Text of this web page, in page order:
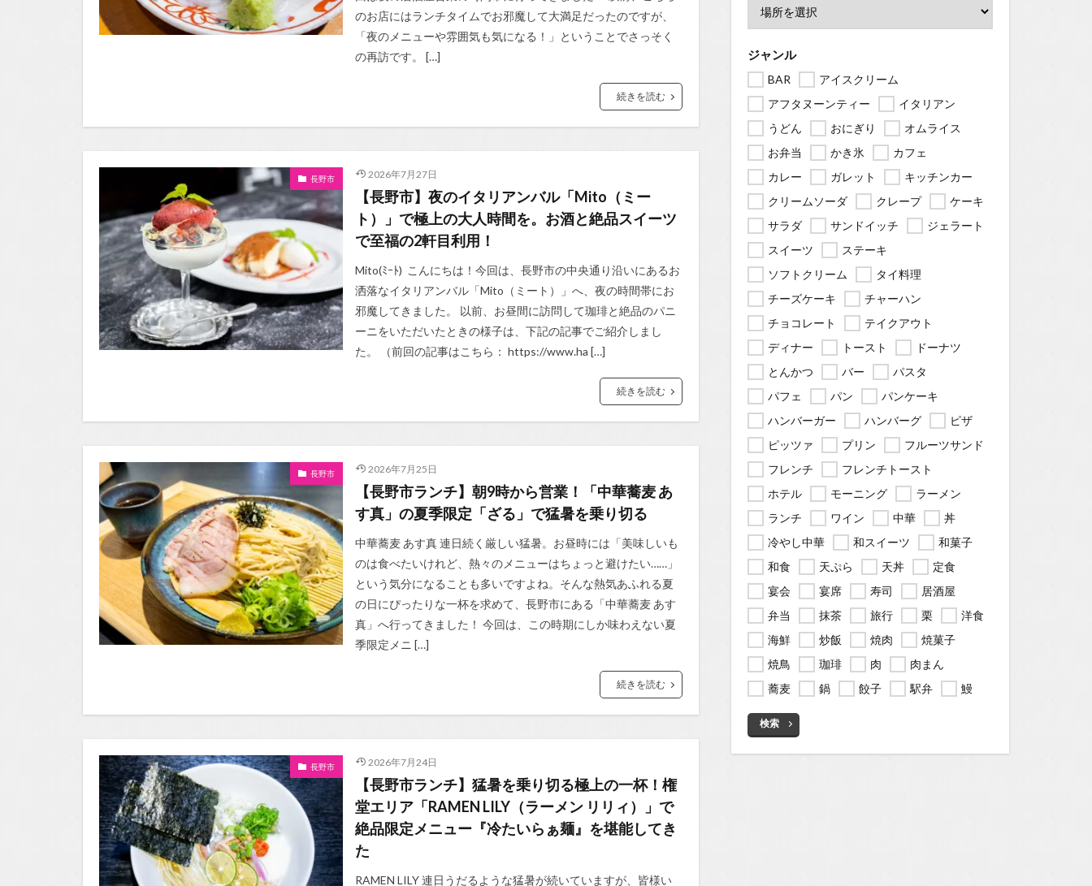
のお店にはランチタイムでお邪魔して大満足だったのですが、
「夜のメニューや雰囲気も気になる！」ということでさっそく
の再訪です。 […]
続きを読む
長野市 2026年7月27日
【長野市】夜のイタリアンバル「Mito（ミー
ト）」で極上の大人時間を。お酒と絶品スイーツ
で至福の2軒目利用！
Mito(ﾐｰﾄ) こんにちは！今回は、長野市の中央通り沿いにあるお
洒落なイタリアンバル「Mito（ミート）」へ、夜の時間帯にお
邪魔してきました。 以前、お昼間に訪問して珈琲と絶品のパニ
ーニをいただいたときの様子は、下記の記事でご紹介しまし
た。 （前回の記事はこちら： https://www.ha […]
続きを読む
長野市 2026年7月25日
【長野市ランチ】朝9時から営業！「中華蕎麦 あ
す真」の夏季限定「ざる」で猛暑を乗り切る
中華蕎麦 あす真 連日続く厳しい猛暑。お昼時には「美味しいも
のは食べたいけれど、熱々のメニューはちょっと避けたい……」
という気分になることも多いですよね。そんな熱気あふれる夏
の日にぴったりな一杯を求めて、長野市にある「中華蕎麦 あす
真」へ行ってきました！ 今回は、この時期にしか味わえない夏
季限定メニ […]
続きを読む
長野市 2026年7月24日
【長野市ランチ】猛暑を乗り切る極上の一杯！権
堂エリア「RAMEN LILY（ラーメン リリィ）」で
絶品限定メニュー『冷たいらぁ麺』を堪能してき
た
RAMEN LILY 連日うだるような猛暑が続いていますが、皆様い
ジャンル
BAR
アイスクリーム
アフタヌーンティー
イタリアン
うどん
おにぎり
オムライス
お弁当
かき氷
カフェ
カレー
ガレット
キッチンカー
クリームソーダ
クレープ
ケーキ
サラダ
サンドイッチ
ジェラート
スイーツ
ステーキ
ソフトクリーム
タイ料理
チーズケーキ
チャーハン
チョコレート
テイクアウト
ディナー
トースト
ドーナツ
とんかつ
バー
パスタ
パフェ
パン
パンケーキ
ハンバーガー
ハンバーグ
ピザ
ピッツァ
プリン
フルーツサンド
フレンチ
フレンチトースト
ホテル
モーニング
ラーメン
ランチ
ワイン 中華
丼
冷やし中華
和スイーツ
和菓子
和食
天ぷら 天丼
定食
宴会
宴席 寿司
居酒屋
弁当
抹茶 旅行 栗
洋食
海鮮
炒飯 焼肉
焼菓子
焼鳥
珈琲 肉
肉まん
蕎麦
鍋 餃子 駅弁 鰻
検索